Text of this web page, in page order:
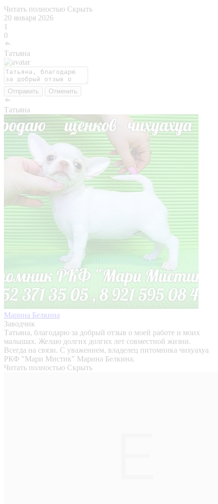
Читать полностью Скрыть
20 января 2026
1
0
Татьяна
Отправить Отменить
Татьяна
Марина Белкина
Заводчик
Татьяна, благодарю за добрый отзыв о моей работе и моих
малышах. Желаю долгих долгих лет совместной жизни.
Всегда на связи. С уважением, владелец питомника чихуахуа
РКФ "Мари Мистик" Марина Белкина.
Читать полностью Скрыть